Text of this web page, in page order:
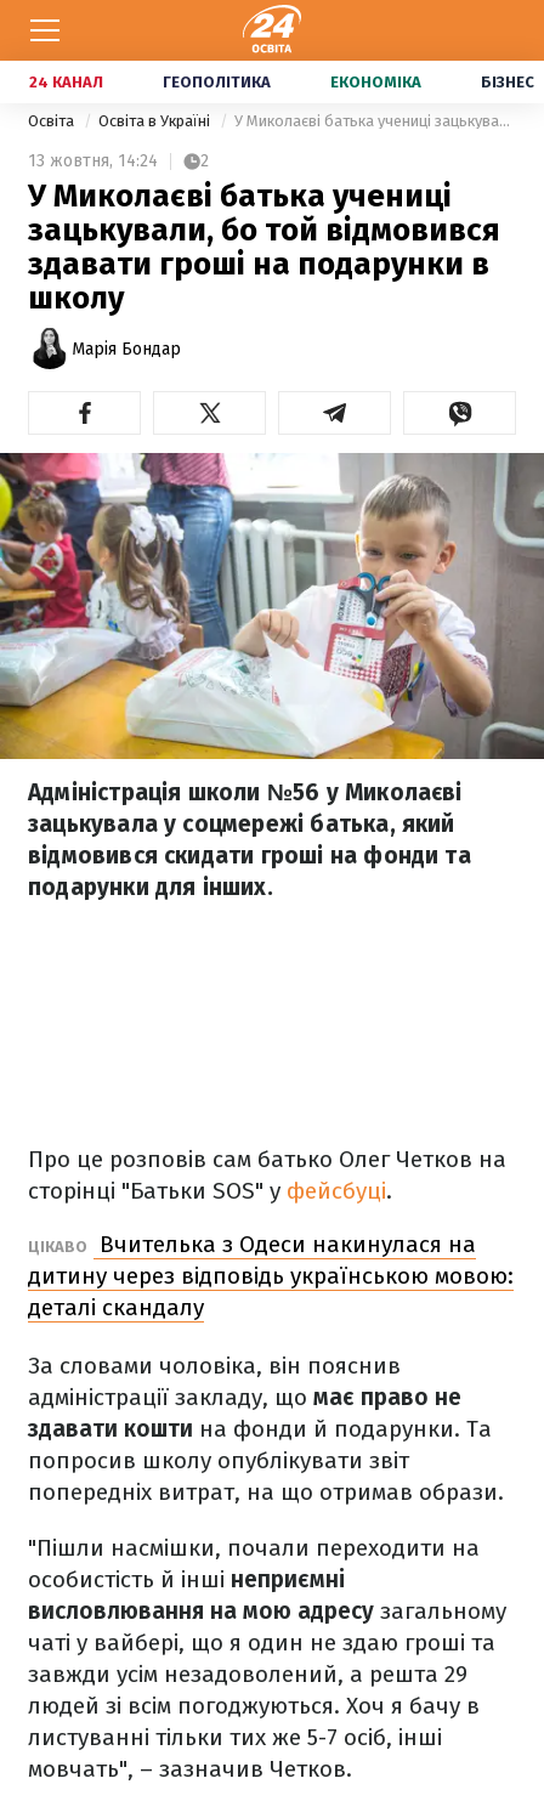
24 КАНАЛ ГЕОПОЛІТИКА ЕКОНОМІКА БІЗНЕС
Освіта Освіта в Україні У Миколаєві батька учениці зацькували, бо той відмовився здавати гроші на подарунки в школу
13 жовтня, 14:24 2
У Миколаєві батька учениці
зацькували, бо той відмовився
здавати гроші на подарунки в
школу
Марія Бондар
Адміністрація школи №56 у Миколаєві
зацькувала у соцмережі батька, який
відмовився скидати гроші на фонди та
подарунки для інших.
Про це розповів сам батько Олег Четков на
сторінці "Батьки SOS" у фейсбуці.
ЦІКАВО
Вчителька з Одеси накинулася на
дитину через відповідь українською мовою:
деталі скандалу
За словами чоловіка, він пояснив
адміністрації закладу, що має право не
здавати кошти на фонди й подарунки. Та
попросив школу опублікувати звіт
попередніх витрат, на що отримав образи.
"Пішли насмішки, почали переходити на
особистість й інші неприємні
висловлювання на мою адресу загальному
чаті у вайбері, що я один не здаю гроші та
завжди усім незадоволений, а решта 29
людей зі всім погоджуються. Хоч я бачу в
листуванні тільки тих же 5-7 осіб, інші
мовчать", – зазначив Четков.